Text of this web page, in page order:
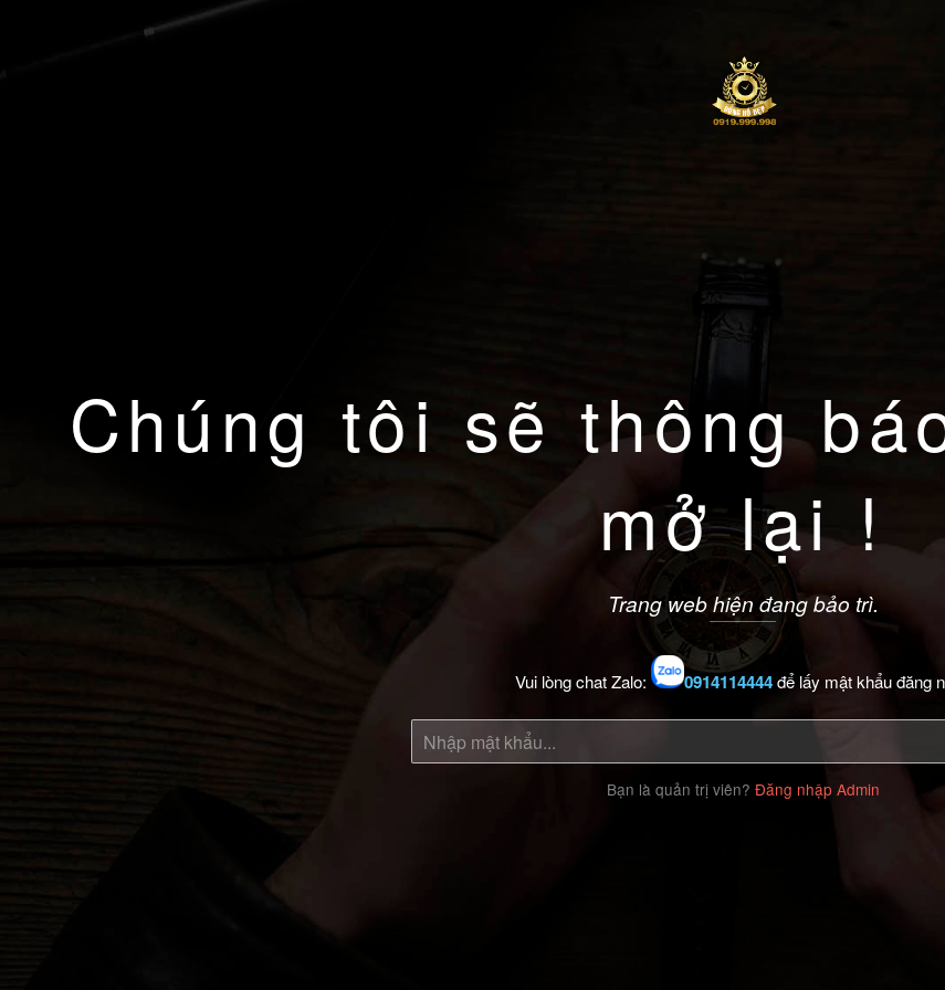
Chúng tôi sẽ thông
mở lại !
Trang web hiện đang bảo trì.
Vui lòng chat Zalo: 0914114444để lấy mật khẩu đăng
Bạn là quản trị viên? Đăng nhập Admin